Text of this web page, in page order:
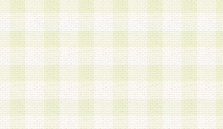
4.当社は、会員によるログインIDおよびパスワー
盗用など第三者の利用に伴う損害の発生について
き事由の有無、その他原因の如何を問わず、一切
のとします。
第5条 会員の登録情報
1.当社は、会員の登録情報に含まれる氏名・住所
アドレス等会員個人を識別できる情報を当社が別
シーポリシー
」に基づき適切に取り扱うものとし
は、当該個人情報を以下の各号に定める目的に利